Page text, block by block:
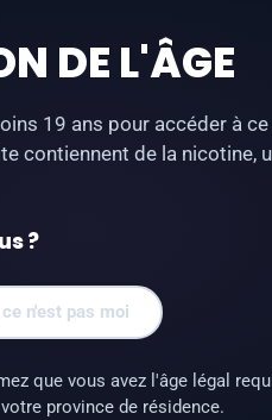
sub-
DE L'ÂGE
19 ans pour accéder à
contiennent de la nicotine,
?
n'est pas moi
que vous avez l'âge légal
province de résidence.